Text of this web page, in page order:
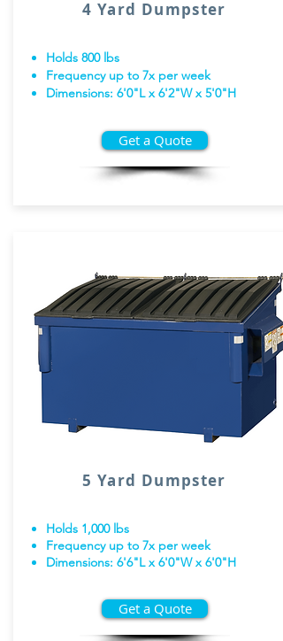
4 Yard Dumpster
Holds 800 lbs
Frequency up to 7x per week
Dimensions: 6'0"L x 6'2"W x 5'0"H
Get a Quote
5 Yard Dumpster
Holds 1,000 lbs
Frequency up to 7x per week
Dimensions: 6'6"L x 6'0"W x 6'0"H
Get a Quote